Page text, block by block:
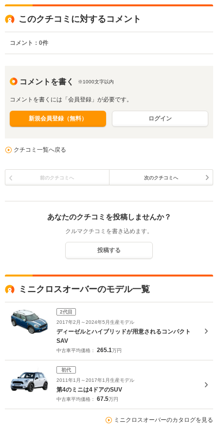
このクチコミに対するコメント
コメント： 0件
コメントを書く ※1000文字以内
コメントを書くには「会員登録」が必要です。
新規会員登録（無料） ログイン
クチコミ一覧へ戻る
前のクチコミへ 次のクチコミへ
あなたのクチコミを投稿しませんか？
クルマクチコミを書き込めます。
投稿する
ミニクロスオーバーのモデル一覧
2代目
2017年2月～2024年5月生産モデル
ディーゼルとハイブリッドが用意されるコンパクト
SAV
中古車平均価格： 265.1万円
初代
2011年1月～2017年1月生産モデル
第4のミニは4ドアのSUV
中古車平均価格： 67.5万円
ミニクロスオーバーのカタログを見る